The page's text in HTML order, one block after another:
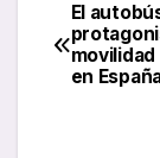
de
El
en